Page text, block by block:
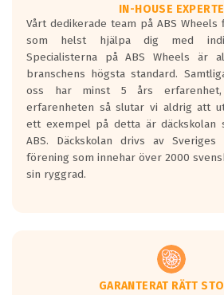
Våtgrepp egenskaper:
Betygsskalan är satt A till F. Där A
den kortaste bromssträckan och F är
längsta.
Inga D eller G betyg delas ut för
personbilar och lätta lastbilar.
Betyget sätts efter ett test där däcken
skall bromsa in på en väg där det
0.5-1.5 mm vatten.
I 80km/h kommer skillnaden på
Vid körning i över 50km/h brukar
rullmotståndets ljud överträffa
IN-HOUSE
Vårt dedikerade team på ABS
som helst hjälpa dig med
Specialisterna på ABS Wheels är
branschens högsta standard.
oss har minst 5 års
erfarenheten så slutar vi aldrig att
ett exempel på detta är däckskolan
ABS. Däckskolan drivs av Sveriges
förening som innehar över 2000
sin ryggrad.
GARANTERAT RÄTT